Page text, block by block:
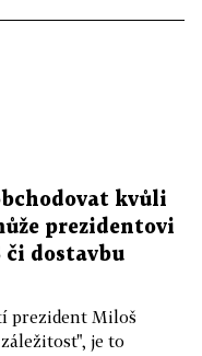
kvůli
prezidentovi
či dostavbu
prezident Miloš
je to